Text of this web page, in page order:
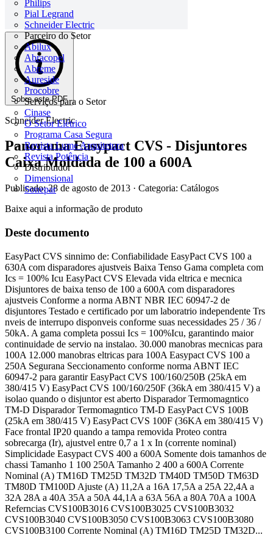
Philips
Pial Legrand
Schneider Electric
Parceiro do Setor
Abilux
Abracopel
Abreme
Aureside
Procobre
Serviços para o Setor
Cinase
O Setor Elétrico
Programa Casa Segura
Revista Lume Arquitetura
Revista Potência
Distribuidor
Dimensional
Sonepar
Sobre este PDF
Schneider Electric
Panorama Easypact CVS - Disjuntores
Caixa Moldada de 100 a 600A
Publicado: 28 de agosto de 2013 · Categoria: Catálogos
Baixe aqui a informação de produto
Deste documento
EasyPact CVS sinnimo de: Confiabilidade EasyPact CVS 100 a
630A com disparadores ajustveis Baixa Tenso Gama completa com
Ics = 100% Icu EasyPact CVS Elevada vida eltrica e mecnica
Disjuntores de baixa tenso de 100 a 600A com disparadores
ajustveis Conforme a norma ABNT NBR IEC 60947-2 de
disjuntores Testado e certificado por um laboratrio independente Trs
nveis de interrupo disponveis conforme suas necessidades 25 / 36 /
50kA. A gama completa possui Ics = 100%Icu, garantindo maior
continuidade de servio na instalao. 30.000 manobras mecnicas para
100A 12.000 manobras eltricas para 100A Easypact CVS 100 a
250A Segurana Seccionamento conforme norma ABNT IEC
60947-2 para garantir EasyPact CVS 100/160/250B (25kA em
380/415 V) EasyPact CVS 100/160/250F (36kA em 380/415 V) a
isolao quando o disjuntor est aberto Disparador Termomagntico
TM-D Disparador Termomagntico TM-D EasyPact CVS 100B
(25kA em 380/415 V) EasyPact CVS 100F (36KA em 380/415 V)
Face frontal IP20 quando a tampa removida Proteo contra
sobrecarga (Ir), ajustvel entre 0,7 a 1 x In (corrente nominal)
Simplicidade Easypact CVS 400 a 600A Somente dois tamanhos de
chassi Tamanho 1 100 250A Tamanho 2 400 a 600A Corrente
Nominal (A) TM16D TM25D TM32D TM40D TM50D TM63D
TM80D TM100D Ajuste (A) 11,2A a 16A 17,5A a 25A 22,4A a
32A 28A a 40A 35A a 50A 44,1A a 63A 56A a 80A 70A a 100A
Referncias CVS100B3016 CVS100B3025 CVS100B3032
CVS100B3040 CVS100B3050 CVS100B3063 CVS100B3080
CVS100B3100 Corrente Nominal (A) TM16D TM25D TM32D...